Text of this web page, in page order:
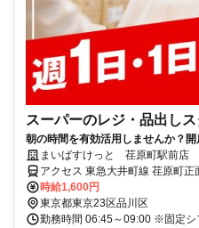
スーパーのレジ・品出し
朝の時間を有効活用しませんか？
なめ！短時間でもしっかり働けて
リ！
まいばすけっと 荏原町駅前店
アクセス 東急大井町線 荏原町
東口徒歩約7分、東急大井町線
日祝時給50円UP
時給1,600円
東京都東京23区品川区
勤務時間 06:45～09:00 ※固定シ